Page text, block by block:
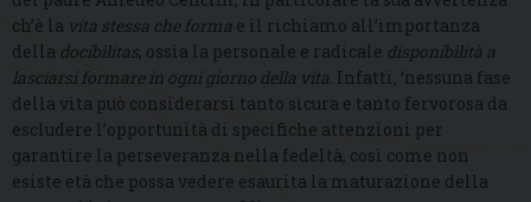
ch’è la vita stessa che forma e il richiamo all’importanza
della docibilitas, ossia la personale e radicale disponibilità a
lasciarsi formare in ogni giorno della vita. Infatti, ‘nessuna fase
della vita può considerarsi tanto sicura e tanto fervorosa da
escludere l’opportunità di specifiche attenzioni per
garantire la perseveranza nella fedeltà, così come non
esiste età che possa vedere esaurita la maturazione della